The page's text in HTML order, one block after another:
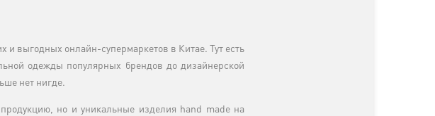
и выгодных онлайн-супермаркетов в Китае. Тут есть
одежды популярных брендов до дизайнерской
нет нигде.
но и уникальные изделия hand made на